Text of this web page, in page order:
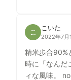
こ
こいた
2022年7月
精米歩合90%
時に「なんだ
ィな風味。